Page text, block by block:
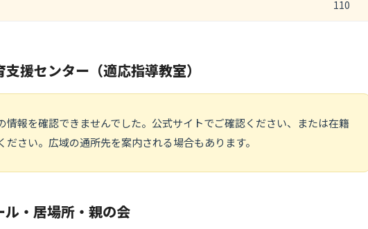
110
援センター（適応指導教室）
情報を確認できませんでした。公式サイトでご確認ください、または在籍
さい。広域の通所先を案内される場合もあります。
・居場所・親の会